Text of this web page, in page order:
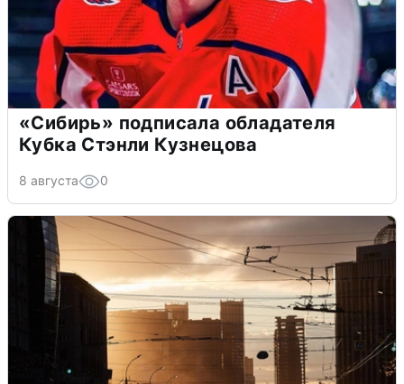
«Сибирь» подписала обладателя
Кубка Стэнли Кузнецова
8 августа 0